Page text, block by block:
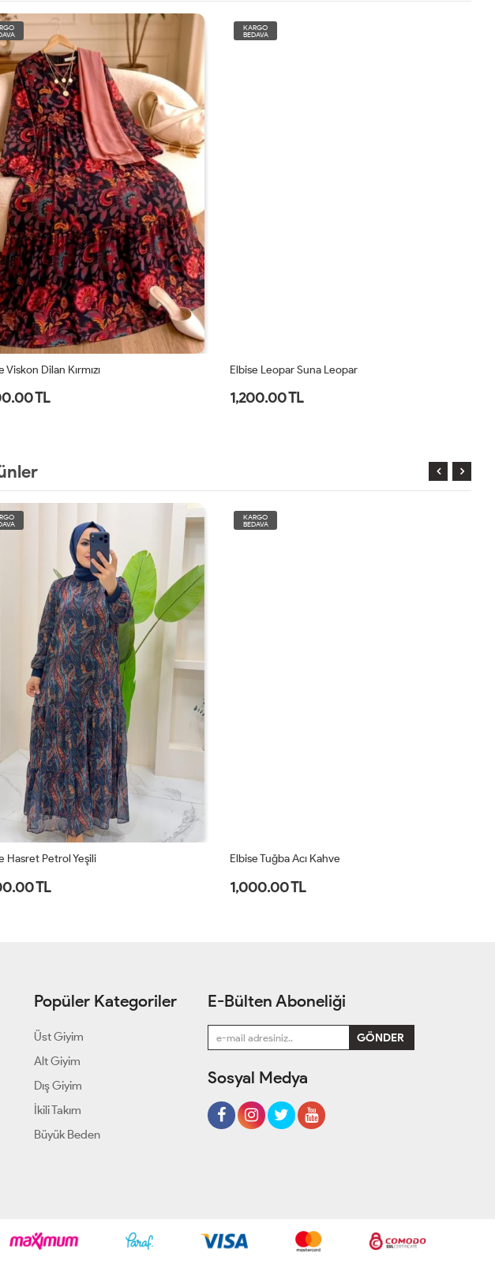
Viskon Dilan Kırmızı
TL
KARGO
BEDAVA
Elbise Leopar Suna Leopar
1,200.00 TL
Hasret Petrol Yeşili
TL
KARGO
BEDAVA
Elbise Tuğba Acı Kahve
1,000.00 TL
Popüler Kategoriler
Üst Giyim
Alt Giyim
Dış Giyim
İkili Takım
Büyük Beden
E-Bülten Aboneliği
Sosyal Medya